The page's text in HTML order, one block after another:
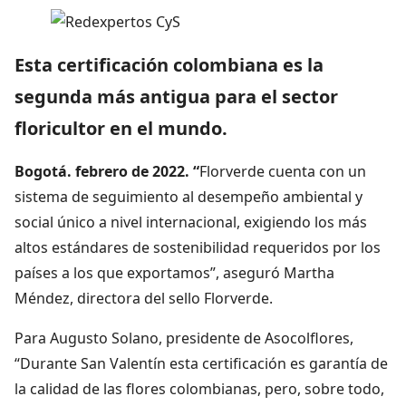
Esta certificación colombiana es la
segunda más antigua para el sector
floricultor en el mundo.
Bogotá. febrero de 2022. “Florverde cuenta con un
sistema de seguimiento al desempeño ambiental y
social único a nivel internacional, exigiendo los más
altos estándares de sostenibilidad requeridos por los
países a los que exportamos”, aseguró Martha
Méndez, directora del sello Florverde.
Para Augusto Solano, presidente de Asocolflores,
“Durante San Valentín esta certificación es garantía de
la calidad de las flores colombianas, pero, sobre todo,